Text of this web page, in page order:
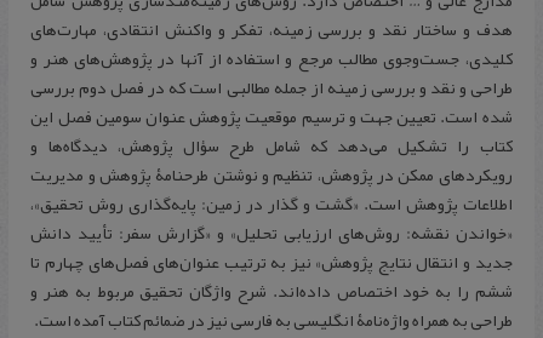
هدف و ساختار نقد و بررسی زمینه، تفکر و واکنش انتقادی، مهارت‌های
کلیدی، جست‌وجوی مطالب مرجع و استفاده از آنها در پژوهش‌های هنر و
طراحی و نقد و بررسی زمینه از جمله مطالبی است که در فصل دوم بررسی
شده است. تعیین جهت و ترسیم موقعیت پژوهش عنوان سومین فصل این
کتاب را تشکیل می‌دهد که شامل طرح سؤال پژوهش، دیدگاه‌ها و
رویکرد‌های ممکن در پژوهش،‌ تنظیم و نوشتن طرحنامۀ پژوهش و مدیریت
اطلاعات پژوهش است. «گشت و گذار در زمین: پایه‌گذاری روش تحقیق»،
«خواندن نقشه: ‌روش‌های ارزیابی تحلیل» و «گزارش سفر: تأیید دانش
جدید و انتقال نتایج پژوهش» نیز به ترتیب عنوان‌های فصل‌های چهارم تا
ششم را به خود اختصاص داده‌اند. شرح واژگان تحقیق مربوط به هنر و
طراحی به همراه واژه‌نامۀ انگلیسی به فارسی نیز در ضمائم کتاب آمده‌ است.